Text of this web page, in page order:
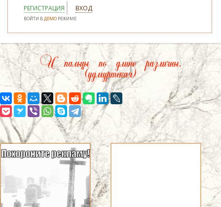
РЕГИСТРАЦИЯ ВХОД
ВОЙТИ ВДЕМО РЕЖИМЕ
И пальцы по длине различны.
(удмуртская)